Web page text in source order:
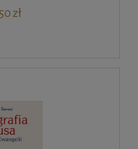
zł